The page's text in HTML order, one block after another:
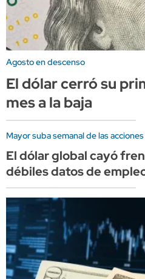
Agosto en descenso
El dólar cerró su
mes a la baja
Mayor suba semanal de las
El dólar global cayó
débiles datos de